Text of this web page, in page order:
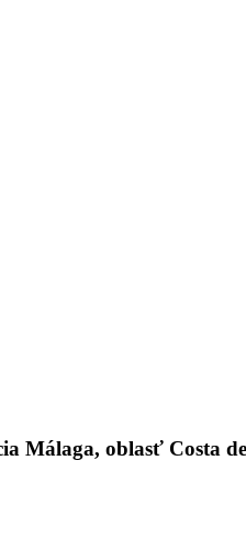
Málaga, oblasť Costa